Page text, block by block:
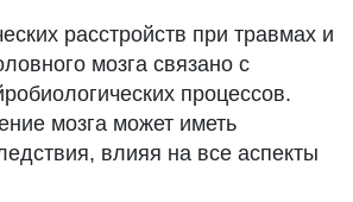
расстройств при травмах и
мозга связано с
процессов.
мозга может иметь
влияя на все аспекты